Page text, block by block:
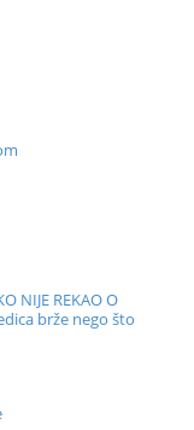
NIJE REKAO O
brže nego što